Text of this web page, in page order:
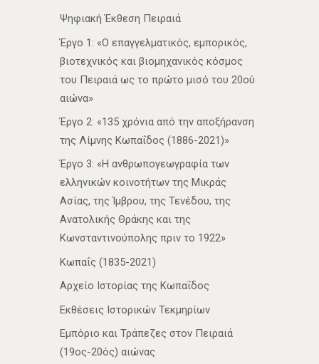
Ψηφιακή Έκθεση Πειραιά
Έργο 1: «Ο επαγγελματικός, εμπορικός,
βιοτεχνικός και βιομηχανικός κόσμος
του Πειραιά ως το πρώτο μισό του 20ού
αιώνα»
Έργο 2: «135 χρόνια από την αποξήρανση
της Λίμνης Κωπαΐδος (1886-2021)»
Έργο 3: «Η ανθρωπογεωγραφία των
ελληνικών κοινοτήτων της Μικράς
Ασίας, της Ίμβρου, της Τενέδου, της
Ανατολικής Θράκης και της
Κωνσταντινούπολης πριν το 1922»
Κωπαΐς (1835-2021)
Αρχείο Ιστορίας της Κωπαΐδος
Εκθέσεις Ιστορικών Τεκμηρίων
Εμπόριο και Τράπεζες στον Πειραιά
(19ος-20ός) αιώνας